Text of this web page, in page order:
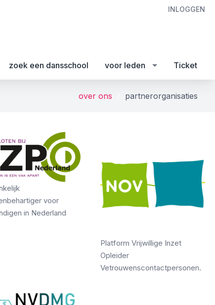
INLOGGEN
zoek een dansschool voor leden Ticket
over ons partnerorganisaties
voor
in Nederland
Platform Vrijwillige Inzet
Opleider
Vetrouwenscontactpersonen.